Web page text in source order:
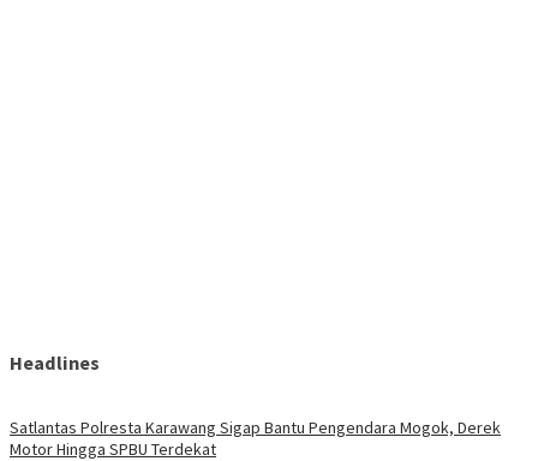
Headlines
Satlantas Polresta Karawang Sigap Bantu Pengendara Mogok, Derek
Motor Hingga SPBU Terdekat